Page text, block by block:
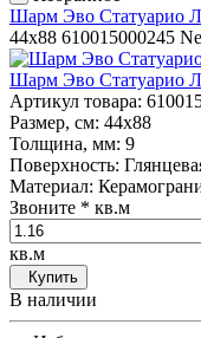
Шарм Эво Статуарио
44х88 610015000245
Шарм Эво Статуарио
Артикул товара:
Размер, см: 44x88
Толщина, мм: 9
Поверхность:
Материал:
Звоните * кв.м
кв.м
Купить
В наличии